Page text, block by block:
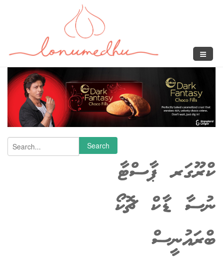
Search form
Search
ކްރޫގަރ ޕާސްޓާ
ނުސާ ޑާކް ޗޮކޯ
ބްރައުނީސް